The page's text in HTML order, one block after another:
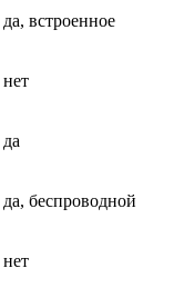
да, встроенное
нет
да
да, беспроводной
нет